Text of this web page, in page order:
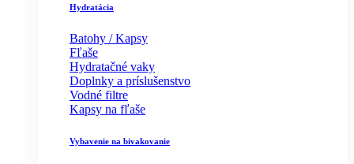
Hydratácia
Batohy / Kapsy
Fľaše
Hydratačné vaky
Doplnky a príslušenstvo
Vodné filtre
Kapsy na fľaše
Vybavenie na bivakovanie